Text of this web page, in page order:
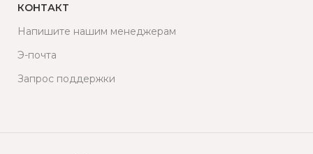
КОНТАКТ
Напишите нашим менеджерам
Э-почта
Запрос поддержки